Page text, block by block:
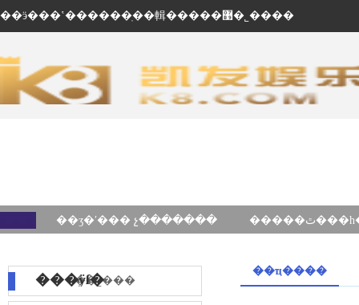
��ӭ���ʽ������ֽ��輯�����޹�˾����
��ʒ�ʹ��� չ�������
���ÿſ���˾���
��ҵ����